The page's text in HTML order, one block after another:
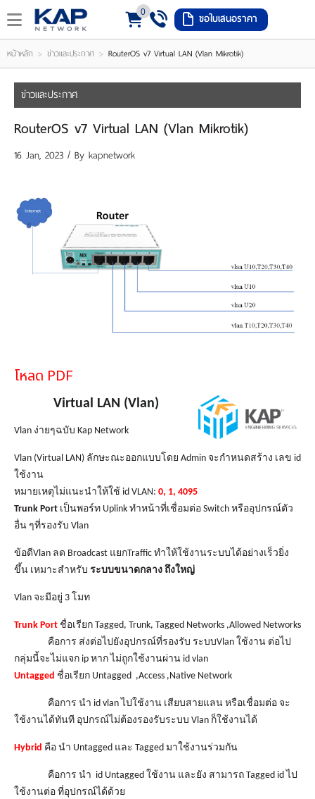
LOGIN
REGISTER
(
0
)
หลัก
รับ
ความ
รู้
สมัคร
ตัวแทน
บริการ
คอร์ส
เรา
0 ขอใบเสนอราคา
หน้าหลัก > ข่าวและประกาศ > RouterOS v7 Virtual LAN (Vlan Mikrotik)
ข่าวและประกาศ
RouterOS v7 Virtual LAN (Vlan Mikrotik)
16 Jan, 2023 / By kapnetwork
โหลด PDF
Virtual LAN (Vlan)
Vlan ง่ายๆฉบับ Kap Network
Vlan (Virtual LAN) ลักษะณะออกแบบโดย Admin จะกำหนดสร้าง เลข id
ใช้งาน
หมายเหตุไม่แนะนำให้ใช้ id VLAN: 0, 1, 4095
Trunk Port เป็นพอร์ท Uplink ทำหน้าที่เชื่อมต่อ Switch หรืออุปกรณ์ตัว
อื่น ๆที่รองรับ Vlan
ข้อดีVlan ลด Broadcast แยกTraffic ทำให้ใช้งานระบบได้อย่างเร็วยิ่ง
ขึ้น เหมาะสำหรับ ระบบขนาดกลาง ถึงใหญ่
Vlan จะมีอยู่ 3 โมท
Trunk Port ชื่อเรียก Tagged, Trunk, Tagged Networks ,Allowed Networks
คือการ ส่งต่อไปยังอุปกรณ์ที่รองรับ ระบบVlan ใช้งาน ต่อไป
กลุ่มนี้จะไม่แจก ip หาก ไม่ถูกใช้งานผ่าน id vlan
Untagged ชื่อเรียก Untagged ,Access ,Native Network
คือการ นำ id vlan ไปใช้งาน เสียบสายแลน หรือเชื่อมต่อ จะ
ใช้งานได้ทันที อุปกรณ์ไม่ต้องรองรับระบบ Vlan ก็ใช้งานได้
Hybrid คือ นำ Untagged และ Tagged มาใช้งานร่วมกัน
คือการ นำ id Untagged ใช้งาน และยัง สามารถ Tagged id ไป
ใช้งานต่อ ที่อุปกรณ์ได้ด้วย